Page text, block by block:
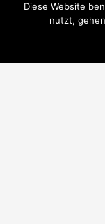
Diese Website
nutzt,